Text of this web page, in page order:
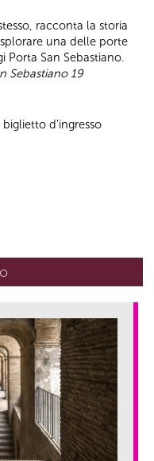
racconta la storia
una delle porte
Porta San Sebastiano.
Sebastiano 19
d'ingresso